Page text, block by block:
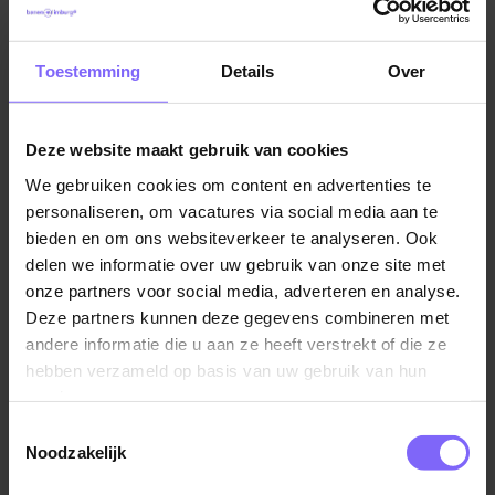
Toestemming Details Over
Deze website maakt gebruik van cookies
We gebruiken cookies om content en advertenties te
personaliseren, om vacatures via social media aan te
bieden en om ons websiteverkeer te analyseren. Ook
delen we informatie over uw gebruik van onze site met
onze partners voor social media, adverteren en analyse.
Deze partners kunnen deze gegevens combineren met
andere informatie die u aan ze heeft verstrekt of die ze
hebben verzameld op basis van uw gebruik van hun
Noodzakelijk
Dit mag je van ons verwachten
Een marktconform salaris FWG 40 (CAO VVT)
tussen €2.811,51 en €3.864,43 bruto per maand
op basis van een 36-urige werkweek, exclusief
onregelmatigheidstoeslag
8% vakantiegeld, 8,33% eindejaarsuitkering en,
indien van toepassing, een
onregelmatigheidstoeslag tussen de 22% en 60%
Aantrekkelijke extra’s zoals een fietsregeling,
korting op leuke uitjes en activiteiten via Fit & Fun
Alle ruimte voor groei met volop kansen voor
(bij)scholing en jouw eigen ideeën
Werk met betekenis, waarin jij écht het verschil
maakt voor cliënten en de zorg van morgen
Voorrang op een betaalbare huurwoning waarvoor
Vergelijkbare vacatures
Verzorgende IG - Geriatrische
Revalidatie Zorg
Zuyderland
Geleen
Verzorgende IG